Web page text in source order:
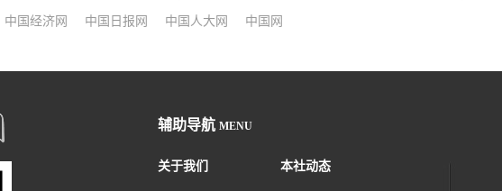
中国经济网 中国日报网 中国人大网 中国网
辅助导航 MENU
关于我们 本社动态